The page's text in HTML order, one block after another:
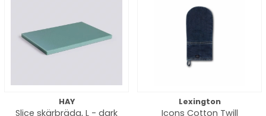
HAY
Slice skärbräda, L - dark
Lexington
Icons Cotton Twill